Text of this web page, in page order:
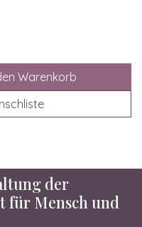
Warenkorb
der
für Mensch und